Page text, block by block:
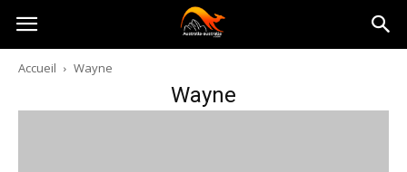
Australia-
australie.com
Accueil Wayne
Wayne